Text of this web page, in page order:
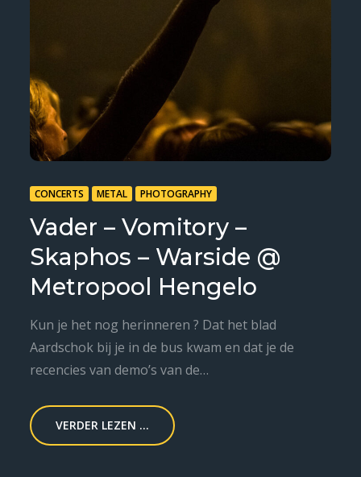
CONCERTS METAL PHOTOGRAPHY
Vader – Vomitory –
Skaphos – Warside @
Metropool Hengelo
Kun je het nog herinneren ? Dat het blad
Aardschok bij je in de bus kwam en dat je de
recencies van demo’s van de…
VERDER LEZEN ...